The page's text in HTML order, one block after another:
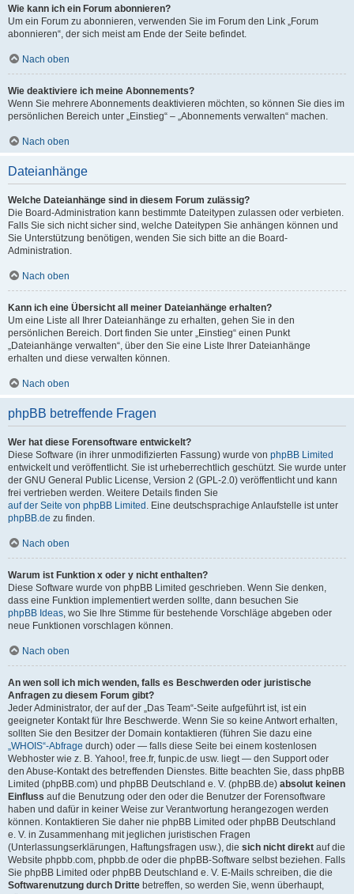
Wie kann ich ein Forum abonnieren?
Um ein Forum zu abonnieren, verwenden Sie im Forum den Link „Forum
abonnieren“, der sich meist am Ende der Seite befindet.
Nach oben
Wie deaktiviere ich meine Abonnements?
Wenn Sie mehrere Abonnements deaktivieren möchten, so können Sie dies im
persönlichen Bereich unter „Einstieg“ – „Abonnements verwalten“ machen.
Nach oben
Dateianhänge
Welche Dateianhänge sind in diesem Forum zulässig?
Die Board-Administration kann bestimmte Dateitypen zulassen oder verbieten.
Falls Sie sich nicht sicher sind, welche Dateitypen Sie anhängen können und
Sie Unterstützung benötigen, wenden Sie sich bitte an die Board-
Administration.
Nach oben
Kann ich eine Übersicht all meiner Dateianhänge erhalten?
Um eine Liste all Ihrer Dateianhänge zu erhalten, gehen Sie in den
persönlichen Bereich. Dort finden Sie unter „Einstieg“ einen Punkt
„Dateianhänge verwalten“, über den Sie eine Liste Ihrer Dateianhänge
erhalten und diese verwalten können.
Nach oben
phpBB betreffende Fragen
Wer hat diese Forensoftware entwickelt?
Diese Software (in ihrer unmodifizierten Fassung) wurde von phpBB Limited
entwickelt und veröffentlicht. Sie ist urheberrechtlich geschützt. Sie wurde unter
der GNU General Public License, Version 2 (GPL-2.0) veröffentlicht und kann
frei vertrieben werden. Weitere Details finden Sie
auf der Seite von phpBB Limited . Eine deutschsprachige Anlaufstelle ist unter
phpBB.de zu finden.
Nach oben
Warum ist Funktion x oder y nicht enthalten?
Diese Software wurde von phpBB Limited geschrieben. Wenn Sie denken,
dass eine Funktion implementiert werden sollte, dann besuchen Sie
phpBB Ideas, wo Sie Ihre Stimme für bestehende Vorschläge abgeben oder
neue Funktionen vorschlagen können.
Nach oben
An wen soll ich mich wenden, falls es Beschwerden oder juristische
Anfragen zu diesem Forum gibt?
Jeder Administrator, der auf der „Das Team“-Seite aufgeführt ist, ist ein
geeigneter Kontakt für Ihre Beschwerde. Wenn Sie so keine Antwort erhalten,
sollten Sie den Besitzer der Domain kontaktieren (führen Sie dazu eine
„WHOIS“-Abfrage durch) oder — falls diese Seite bei einem kostenlosen
Webhoster wie z. B. Yahoo!, free.fr, funpic.de usw. liegt — den Support oder
den Abuse-Kontakt des betreffenden Dienstes. Bitte beachten Sie, dass phpBB
Limited (phpBB.com) und phpBB Deutschland e. V. (phpBB.de) absolut keinen
Einfluss auf die Benutzung oder den oder die Benutzer der Forensoftware
haben und dafür in keiner Weise zur Verantwortung herangezogen werden
können. Kontaktieren Sie daher nie phpBB Limited oder phpBB Deutschland
e. V. in Zusammenhang mit jeglichen juristischen Fragen
(Unterlassungserklärungen, Haftungsfragen usw.), die sich nicht direkt auf die
Website phpbb.com, phpbb.de oder die phpBB-Software selbst beziehen. Falls
Sie phpBB Limited oder phpBB Deutschland e. V. E-Mails schreiben, die die
Softwarenutzung durch Dritte betreffen, so werden Sie, wenn überhaupt,